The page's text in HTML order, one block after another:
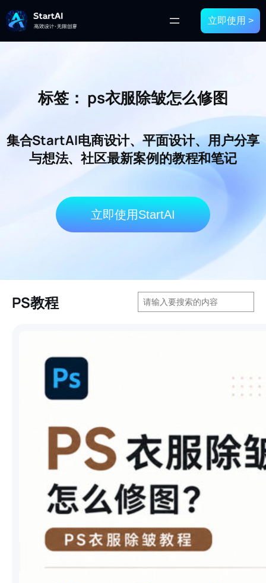
立即使用 >
标签： ps衣服除皱怎么修图
集合StartAI电商设计、平面设计、用户分享
与想法、社区最新案例的教程和笔记
立即使用StartAI
PS教程
搜
索